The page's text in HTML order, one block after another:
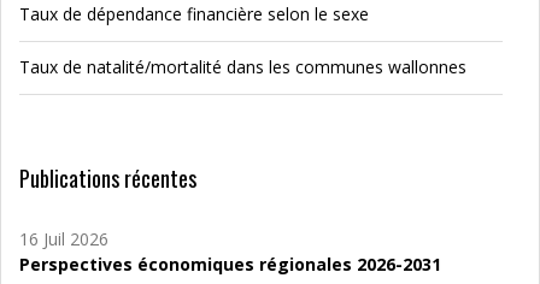
Taux de dépendance financière selon le sexe
Taux de natalité/mortalité dans les communes wallonnes
Publications récentes
16 Juil 2026
Perspectives économiques régionales 2026-2031